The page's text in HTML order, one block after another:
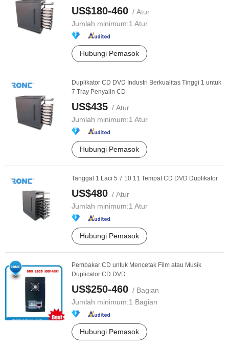
US$180-460 / Atur
Jumlah minimum:1 Atur
Hubungi Pemasok
Duplikator CD DVD Industri Berkualitas Tinggi 1 untuk
7 Tray Penyalin CD
US$435 / Atur
Jumlah minimum:1 Atur
Hubungi Pemasok
Tanggal 1 Laci 5 7 10 11 Tempat CD DVD Duplikator
US$480 / Atur
Jumlah minimum:1 Atur
Hubungi Pemasok
Pembakar CD untuk Mencetak Film atau Musik
Duplicator CD DVD
US$250-460 / Bagian
Jumlah minimum:1 Bagian
Hubungi Pemasok